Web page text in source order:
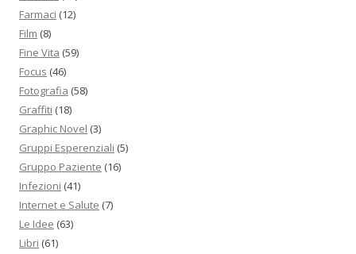
Farmaci (12)
Film (8)
Fine Vita (59)
Focus (46)
Fotografia (58)
Graffiti (18)
Graphic Novel (3)
Gruppi Esperenziali (5)
Gruppo Paziente (16)
Infezioni (41)
Internet e Salute (7)
Le Idee (63)
Libri (61)